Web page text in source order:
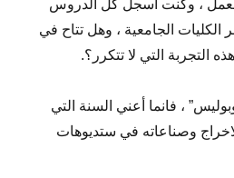
العمل ، وكنت أسجل كل الدروس
الكليات الجامعية ، وهل تتاح في
التجربة التي لا تتكرر؟.
، فانما أعني السنة التي
وصناعاته في ستديوهات